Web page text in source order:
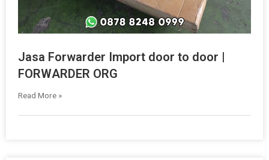
Jasa Forwarder Import door to door |
FORWARDER ORG
Read More »